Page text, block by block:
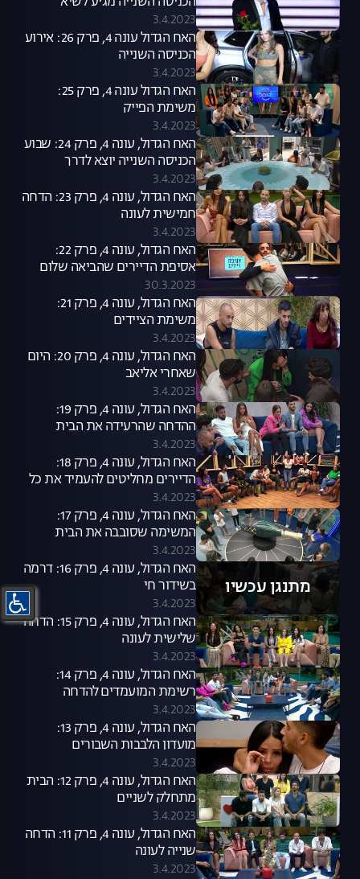
3.4.2023
האח הגדול עונה 4, פרק 26: אירוע
הכניסה השנייה
3.4.2023
האח הגדול עונה 4, פרק 25:
משימת הפייק
3.4.2023
האח הגדול, עונה 4, פרק 24: שבוע
הכניסה השנייה יוצא לדרך
3.4.2023
האח הגדול, עונה 4, פרק 23: הדחה
חמישית לעונה
3.4.2023
האח הגדול, עונה 4, פרק 22:
אסיפת הדיירים שהביאה שלום
30.3.2023
האח הגדול, עונה 4, פרק 21:
משימת הציידים
3.4.2023
האח הגדול, עונה 4, פרק 20: היום
שאחרי אליאב
3.4.2023
האח הגדול, עונה 4, פרק 19:
ההדחה שהרעידה את הבית
3.4.2023
האח הגדול, עונה 4, פרק 18:
הדיירים מחליטים להעמיד את כל
הבית להדחה
3.4.2023
האח הגדול, עונה 4, פרק 17:
המשימה שסובבה את הבית
3.4.2023
מתנגן עכשיו
האח הגדול, עונה 4, פרק 16: דרמה
בשידור חי
3.4.2023
האח הגדול, עונה 4, פרק 15: הדחה
שלישית לעונה
3.4.2023
האח הגדול, עונה 4, פרק 14:
רשימת המועמדים להדחה
נחשפת
3.4.2023
האח הגדול, עונה 4, פרק 13:
מועדון הלבבות השבורים
3.4.2023
האח הגדול, עונה 4, פרק 12: הבית
מתחלק לשניים
3.4.2023
האח הגדול, עונה 4, פרק 11: הדחה
שנייה לעונה
3.4.2023